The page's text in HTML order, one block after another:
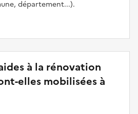
département...).
à la rénovation
elles mobilisées à